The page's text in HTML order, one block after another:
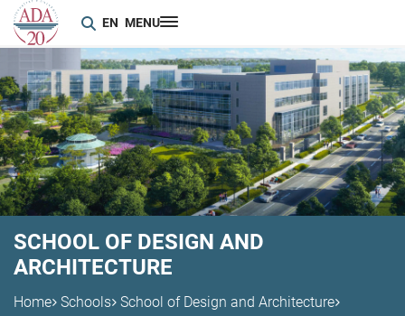
EN MENU
SCHOOL OF DESIGN AND
ARCHITECTURE
Home Schools School of Design and Architecture